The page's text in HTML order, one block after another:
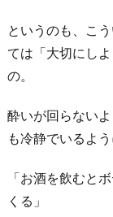
が
好
か
ら
お
わ
というのも、こ
ては「大切にし
の。
酔いが回らない
も冷静でいるよ
「お酒を飲むと
くる」